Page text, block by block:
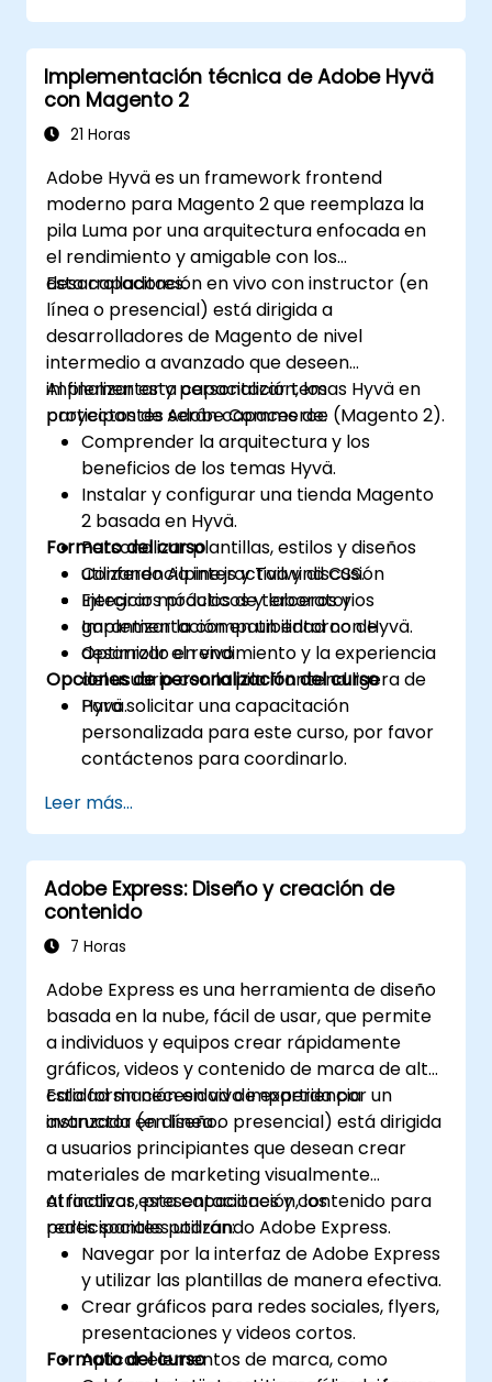
desarrollar proyectos multimedia
institucionales y académicos.
Implementación técnica de Adobe Hyvä
con Magento 2
21 Horas
Adobe Hyvä es un framework frontend
moderno para Magento 2 que reemplaza la
pila Luma por una arquitectura enfocada en
el rendimiento y amigable con los
desarrolladores.
Esta capacitación en vivo con instructor (en
línea o presencial) está dirigida a
desarrolladores de Magento de nivel
intermedio a avanzado que deseen
implementar y personalizar temas Hyvä en
proyectos de Adobe Commerce (Magento 2).
Al finalizar esta capacitación, los
participantes serán capaces de:
Comprender la arquitectura y los
beneficios de los temas Hyvä.
Instalar y configurar una tienda Magento
2 basada en Hyvä.
Personalizar plantillas, estilos y diseños
utilizando Alpine.js y Tailwind CSS.
Integrar módulos de terceros y
garantizar la compatibilidad con Hyvä.
Optimizar el rendimiento y la experiencia
del usuario con la pila frontend ligera de
Hyvä.
Formato del curso
Conferencia interactiva y discusión
Ejercicios prácticos y laboratorios
Implementación en un entorno de
desarrollo en vivo
Opciones de personalización del curso
Para solicitar una capacitación
personalizada para este curso, por favor
contáctenos para coordinarlo.
Leer más...
Adobe Express: Diseño y creación de
contenido
7 Horas
Adobe Express es una herramienta de diseño
basada en la nube, fácil de usar, que permite
a individuos y equipos crear rápidamente
gráficos, videos y contenido de marca de alta
calidad sin necesidad de experiencia
avanzada en diseño.
Esta formación en vivo impartida por un
instructor (en línea o presencial) está dirigida
a usuarios principiantes que desean crear
materiales de marketing visualmente
atractivos, presentaciones y contenido para
redes sociales utilizando Adobe Express.
Al finalizar esta capacitación, los
participantes podrán:
Navegar por la interfaz de Adobe Express
y utilizar las plantillas de manera efectiva.
Crear gráficos para redes sociales, flyers,
presentaciones y videos cortos.
Aplicar elementos de marca, como
Formato del curso